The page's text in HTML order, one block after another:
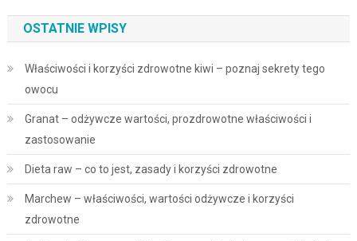
OSTATNIE WPISY
Właściwości i korzyści zdrowotne kiwi – poznaj sekrety tego
owocu
Granat – odżywcze wartości, prozdrowotne właściwości i
zastosowanie
Dieta raw – co to jest, zasady i korzyści zdrowotne
Marchew – właściwości, wartości odżywcze i korzyści
zdrowotne